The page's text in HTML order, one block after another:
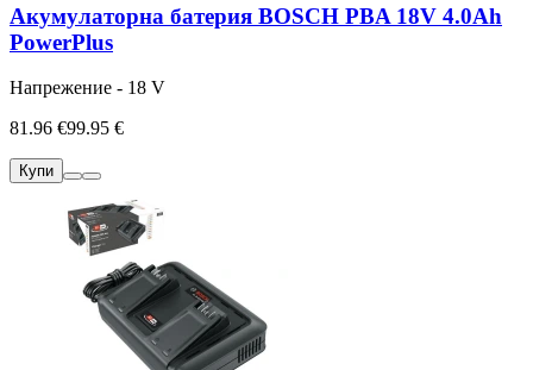
Акумулаторна батерия BOSCH PBA 18V 4.0Ah
PowerPlus
Напрежение - 18 V
81.96 €99.95 €
Купи